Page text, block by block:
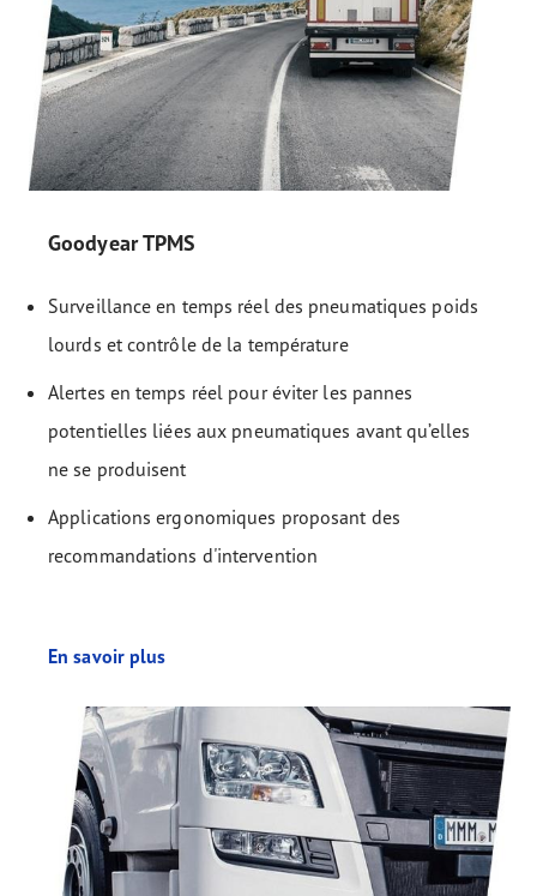
Goodyear TPMS
Surveillance en temps réel des pneumatiques poids
lourds et contrôle de la température
Alertes en temps réel pour éviter les pannes
potentielles liées aux pneumatiques avant qu’elles
ne se produisent
Applications ergonomiques proposant des
recommandations d'intervention
En savoir plus